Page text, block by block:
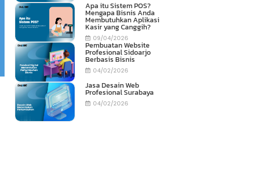
Apa itu Sistem POS?
Mengapa Bisnis Anda
Membutuhkan Aplikasi
Kasir yang Canggih?
09/04/2026
Pembuatan Website
Profesional Sidoarjo
Berbasis Bisnis
04/02/2026
Jasa Desain Web
Profesional Surabaya
04/02/2026